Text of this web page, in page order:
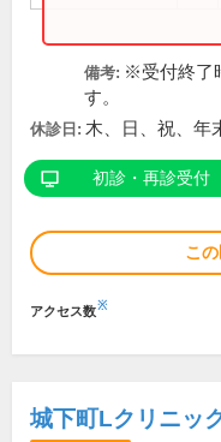
備考: ※受付終了
す。
休診日: 木、日、祝、年
初診・再診受付
こ
アクセス数※
城下町Lクリニッ